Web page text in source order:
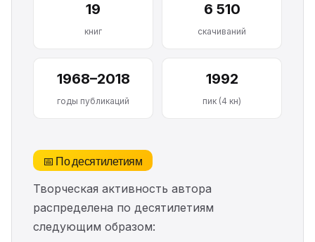
19
книг
6 510
скачиваний
1968–2018
годы публикаций
1992
пик (4 кн)
📅 По десятилетиям
Творческая активность автора
распределена по десятилетиям
следующим образом: